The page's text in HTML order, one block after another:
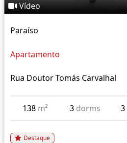
Vídeo
Paraíso
Apartamento
Rua Doutor Tomás Carvalhal
138 m² 3 dorms 3
Destaque